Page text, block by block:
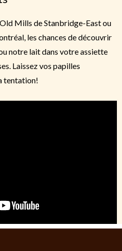
Mills de Stanbridge-East ou
les chances de découvrir
notre lait dans votre assiette
Laissez vos papilles
tentation!